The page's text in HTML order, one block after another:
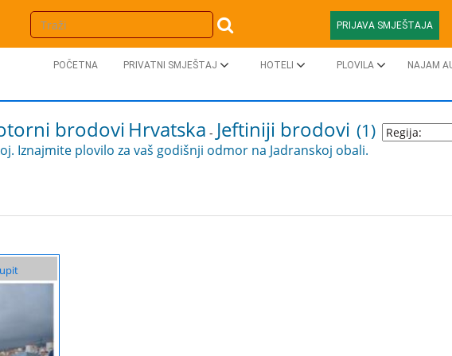
PRIJAVA SMJEŠTAJA
POČETNA PRIVATNI SMJEŠTAJ HOTELI PLOVILA NAJAM
brodovi Hrvatska - Jeftiniji brodovi (1)
Iznajmite plovilo za vaš godišnji odmor na Jadranskoj obali.